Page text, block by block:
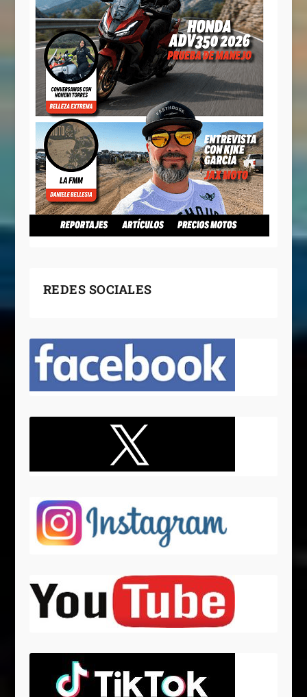
REDES SOCIALES